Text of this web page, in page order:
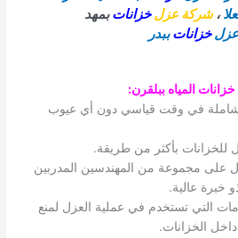
،شركة عزلخزاناتبمهد
خزاناتببدر
المياه ببلقرن:
شاملة في وقت قياسي دون أي عيوب
للخزانات بأكثر من طريقة.
على مجموعة من المهندسين المدربين
خبرة عالية.
التي تستخدم في عملية العزل لمنع
الخزانات.